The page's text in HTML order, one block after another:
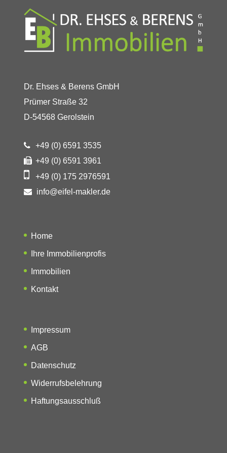
Dr. Ehses & Berens GmbH
Prümer Straße 32
D-54568 Gerolstein
+49 (0) 6591 3535
+49 (0) 6591 3961
+49 (0) 175 2976591
info@eifel-makler.de
Home
Ihre Immobilienprofis
Immobilien
Kontakt
Impressum
AGB
Datenschutz
Widerrufsbelehrung
Haftungsausschluß